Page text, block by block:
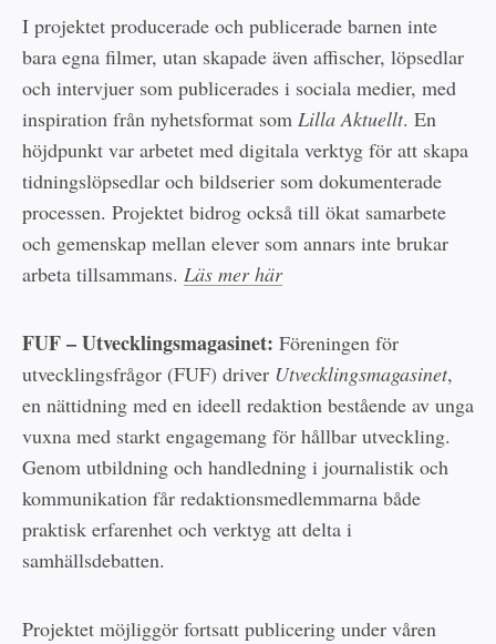
I projektet producerade och publicerade barnen inte
bara egna filmer, utan skapade även affischer, löpsedlar
och intervjuer som publicerades i sociala medier, med
inspiration från nyhetsformat som Lilla Aktuellt. En
höjdpunkt var arbetet med digitala verktyg för att skapa
tidningslöpsedlar och bildserier som dokumenterade
processen. Projektet bidrog också till ökat samarbete
och gemenskap mellan elever som annars inte brukar
arbeta tillsammans. Läs mer här
FUF – Utvecklingsmagasinet: Föreningen för
utvecklingsfrågor (FUF) driver Utvecklingsmagasinet,
en nättidning med en ideell redaktion bestående av unga
vuxna med starkt engagemang för hållbar utveckling.
Genom utbildning och handledning i journalistik och
kommunikation får redaktionsmedlemmarna både
praktisk erfarenhet och verktyg att delta i
samhällsdebatten.
Projektet möjliggör fortsatt publicering under våren